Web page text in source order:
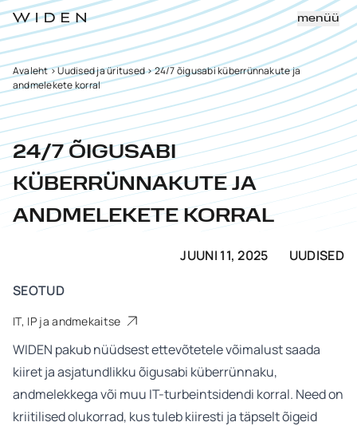
menüü
Avaleht>Uudised ja üritused>24/7 õigusabi küberrünnakute ja
andmelekete korral
24/7 ÕIGUSABI
KÜBERRÜNNAKUTE JA
ANDMELEKETE KORRAL
JUUNI 11, 2025
UUDISED
SEOTUD
IT, IP ja andmekaitse
WIDEN pakub nüüdsest ettevõtetele võimalust saada
kiiret ja asjatundlikku õigusabi küberrünnaku,
andmelekkega või muu IT-turbeintsidendi korral. Need on
kriitilised olukorrad, kus tuleb kiiresti ja täpselt õigeid